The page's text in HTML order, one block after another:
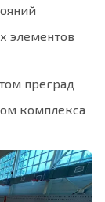
элементов
преград
комплекса